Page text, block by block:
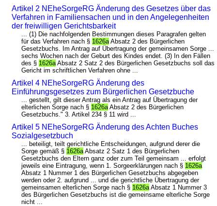
Artikel 2 NEheSorgeRG Änderung des Gesetzes über das
Verfahren in Familiensachen und in den Angelegenheiten
der freiwilligen Gerichtsbarkeit
... (1) Die nachfolgenden Bestimmungen dieses Paragrafen gelten
für das Verfahren nach § 1626a Absatz 2 des Bürgerlichen
Gesetzbuchs. Im Antrag auf Übertragung der gemeinsamen Sorge ...
sechs Wochen nach der Geburt des Kindes endet. (3) In den Fällen
des § 1626a Absatz 2 Satz 2 des Bürgerlichen Gesetzbuchs soll das
Gericht im schriftlichen Verfahren ohne ...
Artikel 4 NEheSorgeRG Änderung des
Einführungsgesetzes zum Bürgerlichen Gesetzbuche
... gestellt, gilt dieser Antrag als ein Antrag auf Übertragung der
elterlichen Sorge nach § 1626a Absatz 2 des Bürgerlichen
Gesetzbuchs." 3. Artikel 234 § 11 wird ...
Artikel 5 NEheSorgeRG Änderung des Achten Buches
Sozialgesetzbuch
... beteiligt, teilt gerichtliche Entscheidungen, aufgrund derer die
Sorge gemäß § 1626a Absatz 2 Satz 1 des Bürgerlichen
Gesetzbuchs den Eltern ganz oder zum Teil gemeinsam ... erfolgt
jeweils eine Eintragung, wenn 1. Sorgeerklärungen nach § 1626a
Absatz 1 Nummer 1 des Bürgerlichen Gesetzbuchs abgegeben
werden oder 2. aufgrund ... und die gerichtliche Übertragung der
gemeinsamen elterlichen Sorge nach § 1626a Absatz 1 Nummer 3
des Bürgerlichen Gesetzbuchs ist die gemeinsame elterliche Sorge
nicht ...